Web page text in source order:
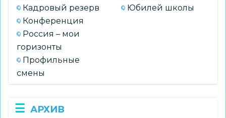
Кадровый резерв
Конференция
Россия – мои
горизонты
Профильные
смены
Юбилей школы
АРХИВ